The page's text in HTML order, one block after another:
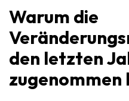
Warum die
den letzten
zugenommen